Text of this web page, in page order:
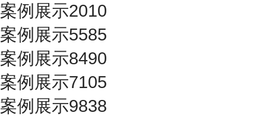
案例展示2010
案例展示5585
案例展示8490
案例展示7105
案例展示9838